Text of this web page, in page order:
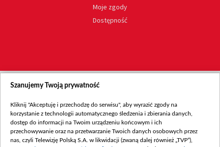
Moje zgody
Dostępność
Szanujemy Twoją prywatność
Kliknij "Akceptuję i przechodzę do serwisu", aby wyrazić zgody na
korzystanie z technologii automatycznego śledzenia i zbierania danych,
dostęp do informacji na Twoim urządzeniu końcowym i ich
przechowywanie oraz na przetwarzanie Twoich danych osobowych przez
nas, czyli Telewizję Polską S.A. w likwidacji (zwaną dalej również „TVP”),